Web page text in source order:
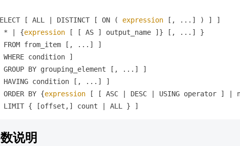
[ ALL DISTINCT [ ON ( expression [ , ... ] ) ]
]
* {expression [ [ AS ] output_name ] } [ , ... ]
}
FROM from_item [ , ... ]
]
WHERE condition
]
GROUP BY grouping_element [ , ... ]
]
HAVING condition [ , ... ]
]
ORDER BY {expression [ [ ASC DESC USING operator ]
LIMIT { [offset , ] count ALL } ]
说明